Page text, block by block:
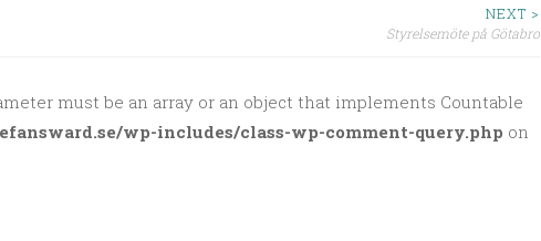
NEXT >
Styrelsemöte på Götabro
must be an array or an object that implements Countable
wp-includes/class-wp-comment-query.php on